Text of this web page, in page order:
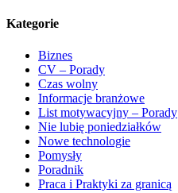
Kategorie
Biznes
CV – Porady
Czas wolny
Informacje branżowe
List motywacyjny – Porady
Nie lubię poniedziałków
Nowe technologie
Pomysły
Poradnik
Praca i Praktyki za granicą